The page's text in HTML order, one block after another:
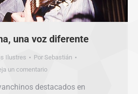
una voz diferente
Ilustres Por Sebastián
un comentario
destacados en